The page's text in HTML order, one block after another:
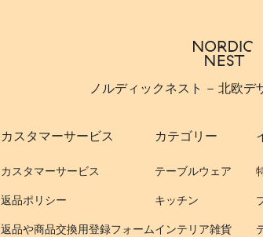
ノルディックネスト - 北欧デ
カスタマーサービス
カスタマーサービス
返品ポリシー
返品や商品交換用登録フォーム
カテゴリー
テーブルウェア
キッチン
インテリア雑貨